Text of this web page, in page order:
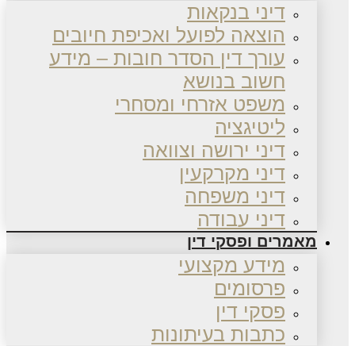
דיני בנקאות
הוצאה לפועל ואכיפת חיובים
עורך דין הסדר חובות – מידע
חשוב בנושא
משפט אזרחי ומסחרי
ליטיגציה
דיני ירושה וצוואה
דיני מקרקעין
דיני משפחה
דיני עבודה
מאמרים ופסקי דין
מידע מקצועי
פרסומים
פסקי דין
כתבות בעיתונות